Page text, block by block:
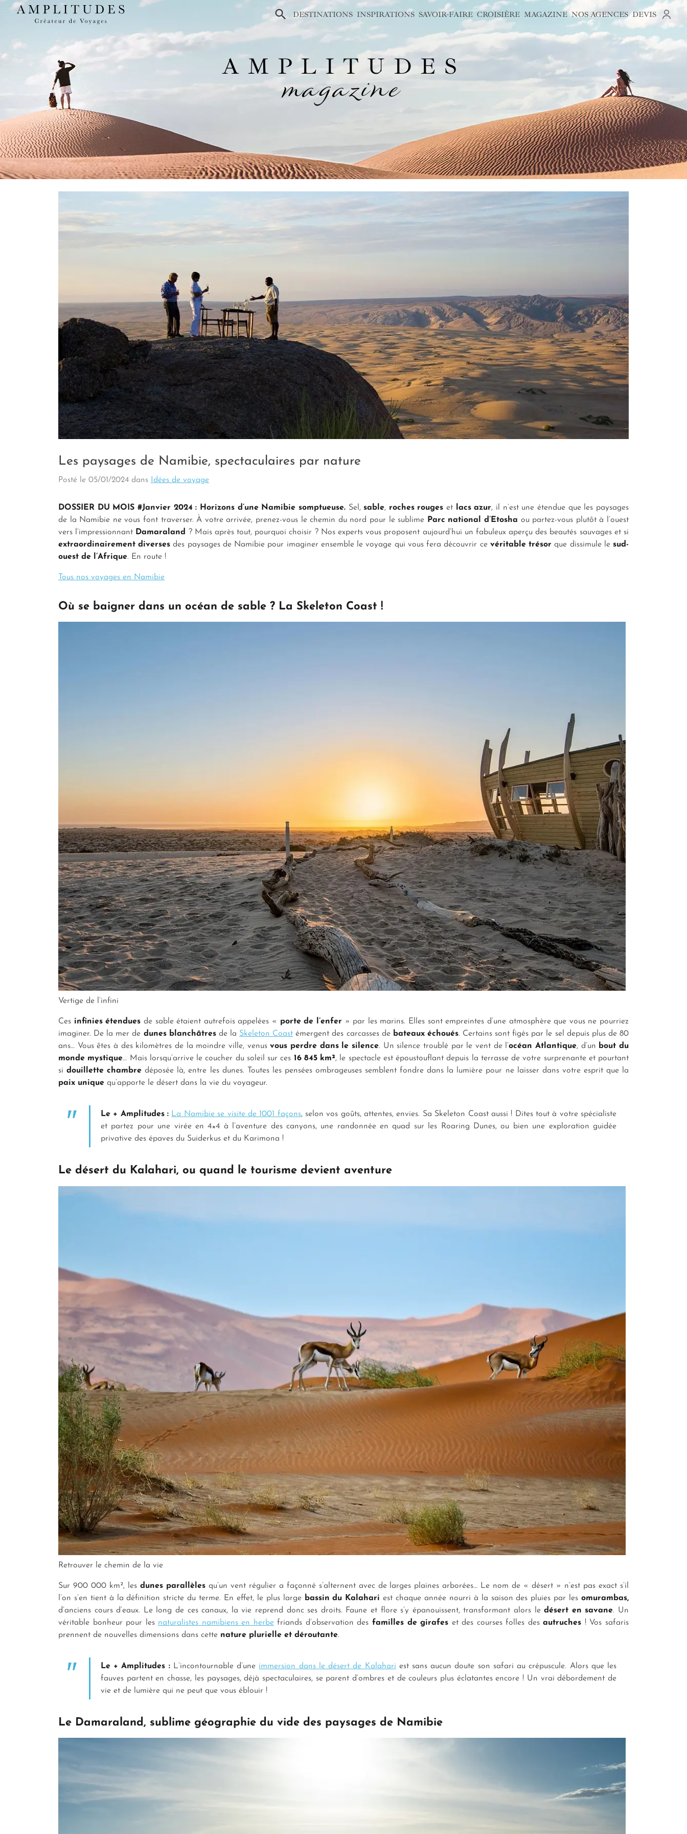
× DESTINATIONS INSPIRATIONS SAVOIR-FAIRE CROISIÈRE MAGAZINE NOS AGENCES DEVIS
AMPLITUDES
magazine
Les paysages de Namibie, spectaculaires par nature
Posté le 05/01/2024 dans Idées de voyage
DOSSIER DU MOIS #Janvier 2024 : Horizons d’une Namibie somptueuse.Sel,sable, roches rouges et lacs azur, il n’est une étendue que les paysages
de la Namibie ne vous font traverser. À votre arrivée, prenez-vous le chemin du nord pour le sublime Parc national d’Etosha ou partez-vous plutôt à l’ouest
vers l’impressionnant Damaraland ? Mais après tout, pourquoi choisir ? Nos experts vous proposent aujourd’hui un fabuleux aperçu des beautés sauvages et si
extraordinairement diverses des paysages de Namibie pour imaginer ensemble le voyage qui vous fera découvrir ce véritable trésorque dissimule lesud-
ouest de l’Afrique. En route !
Tous nos voyages en Namibie
Où se baigner dans un océan de sable ? La Skeleton Coast !
Vertige de l’infini
Ces infinies étendues de sable étaient autrefois appelées « porte de l’enfer » par les marins. Elles sont empreintes d’une atmosphère que vous ne pourriez
imaginer. De la mer de dunes blanchâtresde la Skeleton Coast émergent des carcasses de bateaux échoués. Certains sont figés par le sel depuis plus de 80
ans… Vous êtes à des kilomètres de la moindre ville, venusvous perdre dans le silence. Un silence troublé par le vent de l’océan Atlantique, d’un bout du
monde mystique… Mais lorsqu’arrive le coucher du soleil sur ces 16 845 km², le spectacle est époustouflant depuis la terrasse de votre surprenante et pourtant
sidouillette chambre déposée là, entre les dunes. Toutes les pensées ombrageuses semblent fondre dans la lumière pour ne laisser dans votre esprit que la
paix unique qu’apporte le désert dans la vie du voyageur.
Le + Amplitudes : La Namibie se visite de 1001 façons, selon vos goûts, attentes, envies. Sa Skeleton Coast aussi ! Dites tout à votre spécialiste
et partez pour une virée en 4×4 à l’aventure des canyons, une randonnée en quad sur les Roaring Dunes, ou bien une exploration guidée
privative des épaves du Suiderkus et du Karimona !
Le désert du Kalahari, ou quand le tourisme devient aventure
Retrouver le chemin de la vie
Sur 900 000 km², les dunes parallèles qu’un vent régulier a façonné s’alternent avec de larges plaines arborées… Le nom de « désert » n’est pas exact s’il
l’on s’en tient à la définition stricte du terme. En effet, le plus large bassin du Kalahari est chaque année nourri à la saison des pluies par lesomurambas,
d’anciens cours d’eaux. Le long de ces canaux, la vie reprend donc ses droits. Faune et flore s’y épanouissent, transformant alors ledésert en savane. Un
véritable bonheur pour les naturalistes namibiens en herbefriands d’observation desfamilles de girafes et des courses folles desautruches ! Vos safaris
prennent de nouvelles dimensions dans cette nature plurielle et déroutante.
Le + Amplitudes : L’incontournable d’une immersion dans le désert de Kalahari est sans aucun doute son safari au crépuscule. Alors que les
fauves partent en chasse, les paysages, déjà spectaculaires, se parent d’ombres et de couleurs plus éclatantes encore ! Un vrai débordement de
vie et de lumière qui ne peut que vous éblouir !
Le Damaraland, sublime géographie du vide des paysages de Namibie